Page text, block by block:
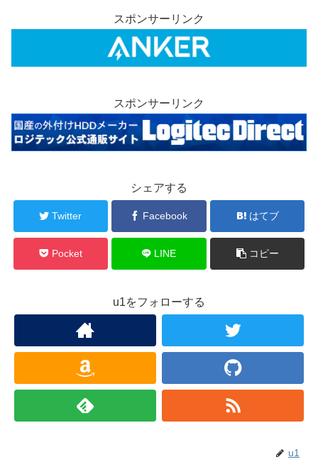
スポンサーリンク
スポンサーリンク
シェアする
Twitter Facebook はてブ
Pocket LINE コピー
u1をフォローする
u1